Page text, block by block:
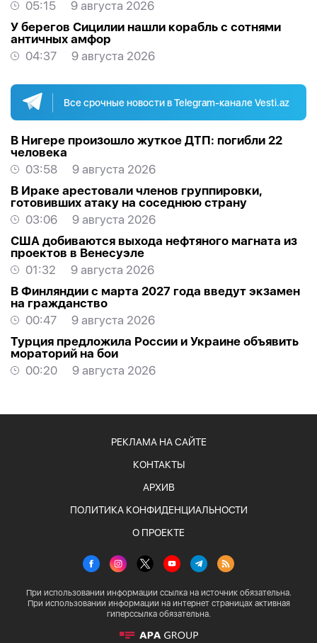
05:15
9 августа 2026
У берегов Сицилии нашли корабль с сотнями
античных амфор
04:37
9 августа 2026
Все срочные новости в Telegram-канале Vesti.az
В Нигере произошло жуткое ДТП: погибли 22
человека
03:58
9 августа 2026
В Ираке арестовали членов группировки,
готовивших атаку на соседнюю страну
03:06
9 августа 2026
США добиваются выхода нефтяного магната из
проектов в Венесуэле
01:32
9 августа 2026
В Финляндии с марта 2027 года введут экзамен
на гражданство
00:47
9 августа 2026
Турция предложила России и Украине объявить
мораторий на бои
00:20
9 августа 2026
РЕКЛАМА НА САЙТЕ
КОНТАКТЫ
АРХИВ
ПОЛИТИКА КОНФИДЕНЦИАЛЬНОСТИ
О ПРОЕКТЕ
При использовании информации ссылка на источник обязательна.
При использовании информации на интернет страницах активная
гиперссылка обязательна.